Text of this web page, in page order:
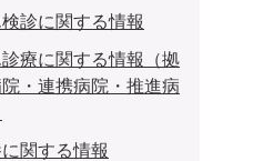
診に関する情報
療に関する情報（拠
院・連携病院・推進病
関する情報